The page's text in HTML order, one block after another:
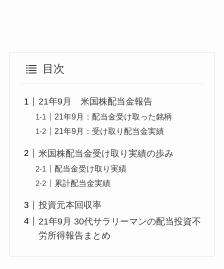
目次
21年9月 米国株配当金報告
21年9月：配当金受け取った銘柄
21年9月：受け取り配当金実績
米国株配当金受け取り実績の歩み
配当金受け取り実績
累計配当金実績
投資元本回収率
21年9月 30代サラリーマンの配当投資不
労所得報告まとめ